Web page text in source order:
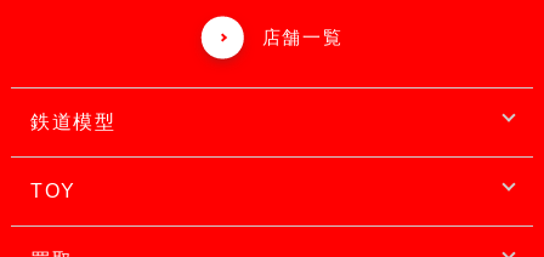
店舗一覧
鉄道模型
TOY